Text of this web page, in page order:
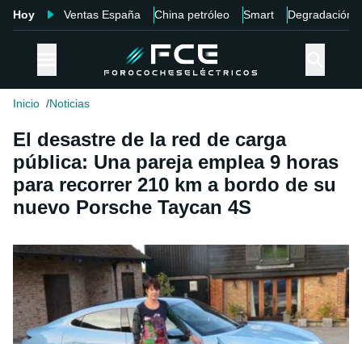
Hoy Ventas España China petróleo Smart Degradación
Inicio Noticias
El desastre de la red de carga
pública: Una pareja emplea 9 horas
para recorrer 210 km a bordo de su
nuevo Porsche Taycan 4S